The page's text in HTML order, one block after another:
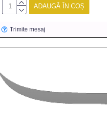
ADAUGĂ ÎN COȘ
Trimite mesaj